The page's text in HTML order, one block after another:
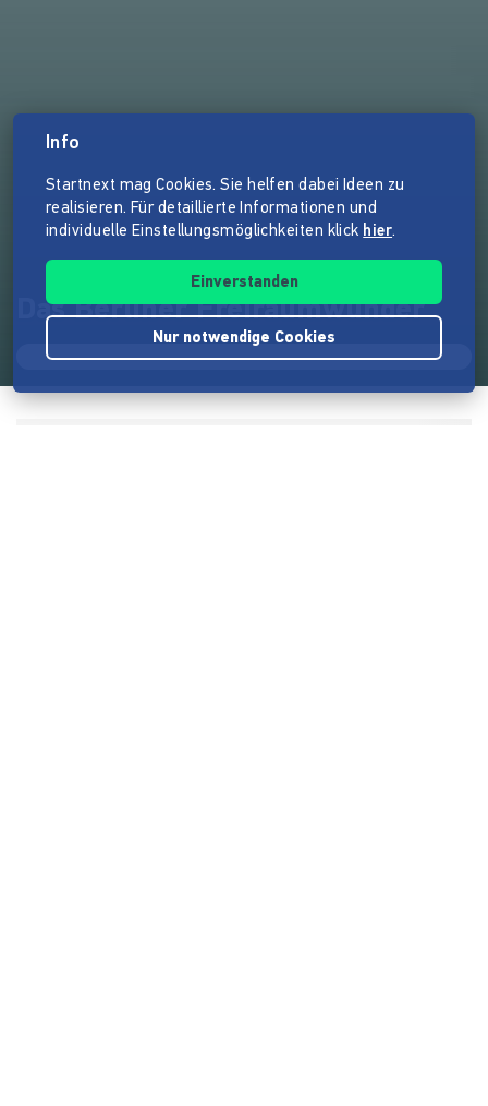
Das Berliner Freiraumwunder
Info
Startnext mag Cookies. Sie helfen dabei Ideen zu
realisieren. Für detaillierte Informationen und
individuelle Einstellungsmöglichkeiten klick hier.
Einverstanden
Nur notwendige Cookies